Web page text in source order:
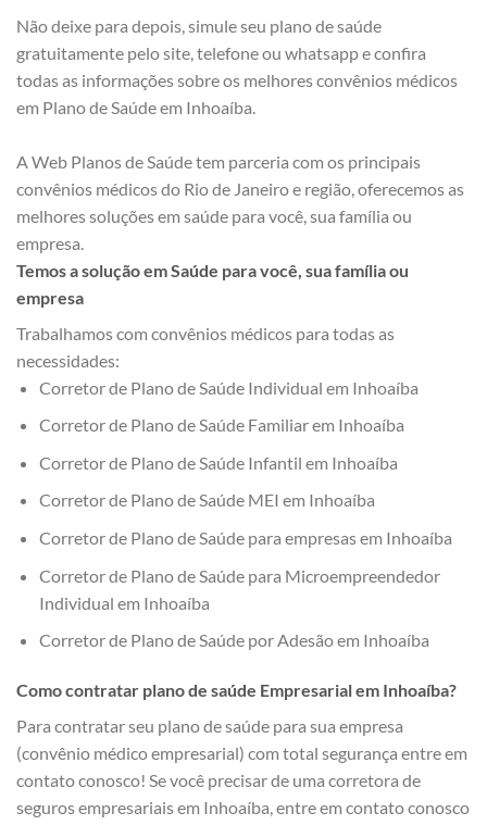
Não deixe para depois, simule seu plano de saúde
gratuitamente pelo site, telefone ou whatsapp e confira
todas as informações sobre os melhores convênios médicos
em Plano de Saúde em Inhoaíba.
A Web Planos de Saúde tem parceria com os principais
convênios médicos do Rio de Janeiro e região, oferecemos as
melhores soluções em saúde para você, sua família ou
empresa.
Temos a solução em Saúde para você, sua família ou
empresa
Trabalhamos com convênios médicos para todas as
necessidades:
Corretor de Plano de Saúde Individual em Inhoaíba
Corretor de Plano de Saúde Familiar em Inhoaíba
Corretor de Plano de Saúde Infantil em Inhoaíba
Corretor de Plano de Saúde MEI em Inhoaíba
Corretor de Plano de Saúde para empresas em Inhoaíba
Corretor de Plano de Saúde para Microempreendedor
Individual em Inhoaíba
Corretor de Plano de Saúde por Adesão em Inhoaíba
Como contratar plano de saúde Empresarial em Inhoaíba?
Para contratar seu plano de saúde para sua empresa
(convênio médico empresarial) com total segurança entre em
contato conosco! Se você precisar de uma corretora de
seguros empresariais em Inhoaíba, entre em contato conosco